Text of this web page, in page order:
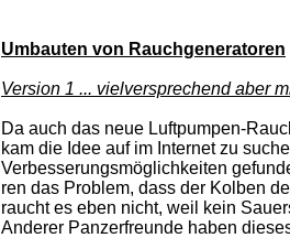
Umbauten von Rauchgeneratoren
Version 1 ... vielversprechend aber
Da auch das neue Luftpumpen-
kam die Idee auf im Internet zu
Verbesserungsmöglichkeiten
ren das Problem, dass der Kolben
raucht es eben nicht, weil kein
Anderer Panzerfreunde haben